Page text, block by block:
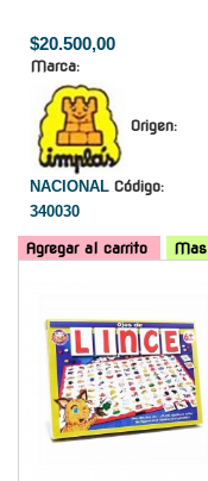
$20.500,00
Marca:
Origen:
NACIONAL Código:
340030
Agregar al carrito Mas